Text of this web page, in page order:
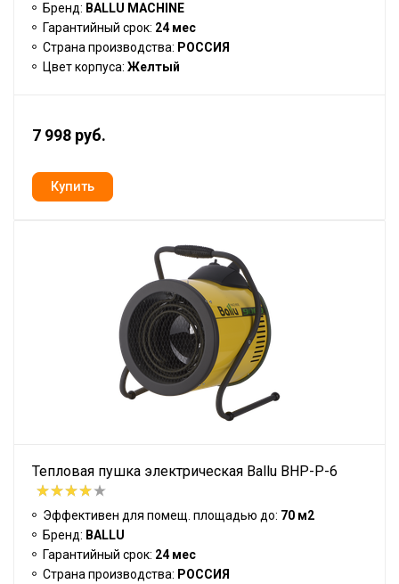
Бренд: BALLU MACHINE
Гарантийный срок: 24 мес
Страна производства: РОССИЯ
Цвет корпуса: Желтый
7 998 руб.
Тепловая пушка электрическая Ballu BHP-P-6
Эффективен для помещ. площадью до: 70 м2
Бренд: BALLU
Гарантийный срок: 24 мес
Страна производства: РОССИЯ